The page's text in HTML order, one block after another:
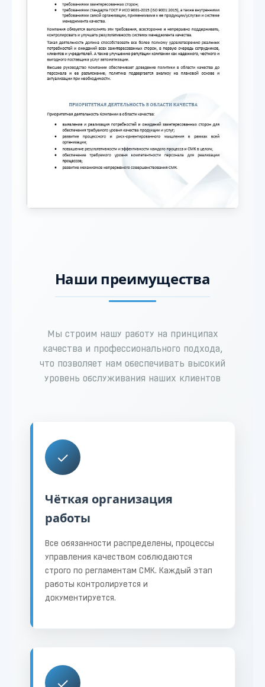
Наши преимущества
Мы строим нашу работу на принципах
качества и профессионального подхода,
что позволяет нам обеспечивать высокий
уровень обслуживания наших клиентов
✓
Чёткая организация
работы
Все обязанности распределены, процессы
управления качеством соблюдаются
строго по регламентам СМК. Каждый этап
работы контролируется и
документируется.
✓